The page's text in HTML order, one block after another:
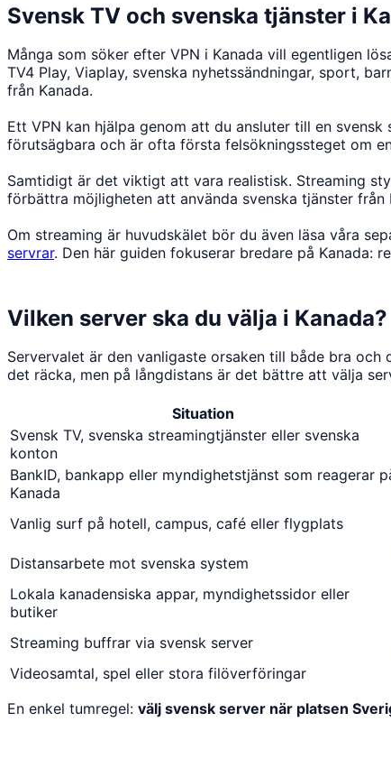
Svensk TV och svenska tjänster i
Många som söker efter VPN i Kanada vill egentligen
TV4 Play, Viaplay, svenska nyhetssändningar, sport,
från Kanada.
Ett VPN kan hjälpa genom att du ansluter till en
förutsägbara och är ofta första felsökningssteget om
Samtidigt är det viktigt att vara realistisk. Streaming
förbättra möjligheten att använda svenska tjänster
Om streaming är huvudskälet bör du även läsa våra
servrar. Den här guiden fokuserar bredare på Kanada:
Vilken server ska du välja i Kanada?
Servervalet är den vanligaste orsaken till både bra och
det räcka, men på långdistans är det bättre att välja
Situation
Svensk TV, svenska streamingtjänster eller svenska
konton
BankID, bankapp eller myndighetstjänst som reagerar
Kanada
Vanlig surf på hotell, campus, café eller flygplats
Distansarbete mot svenska system
Lokala kanadensiska appar, myndighetssidor eller
butiker
Streaming buffrar via svensk server
Videosamtal, spel eller stora filöverföringar
En enkel tumregel: välj svensk server när platsen